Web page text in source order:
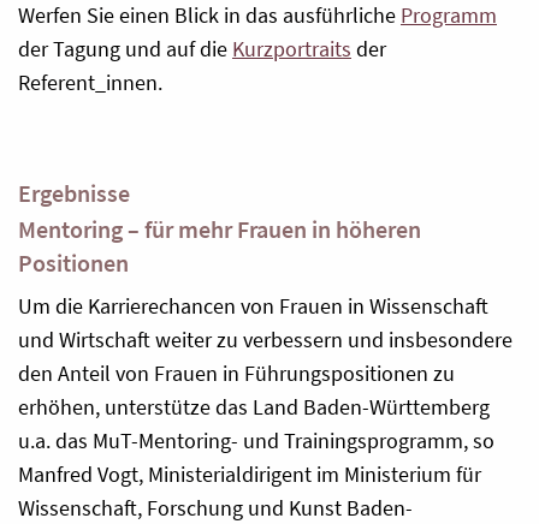
Werfen Sie einen Blick in das ausführliche Programm
der Tagung und auf die Kurzportraits der
Referent_innen.
Ergebnisse
Mentoring – für mehr Frauen in höheren
Positionen
Um die Karrierechancen von Frauen in Wissenschaft
und Wirtschaft weiter zu verbessern und insbesondere
den Anteil von Frauen in Führungspositionen zu
erhöhen, unterstütze das Land Baden-Württemberg
u.a. das MuT-Mentoring- und Trainingsprogramm, so
Manfred Vogt, Ministerialdirigent im Ministerium für
Wissenschaft, Forschung und Kunst Baden-